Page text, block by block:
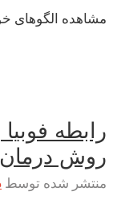
مشاهده الگوهای
رابطه
روش درمان
منتشر شده توسط